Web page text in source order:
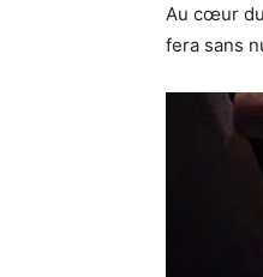
Au cœur
fera sans